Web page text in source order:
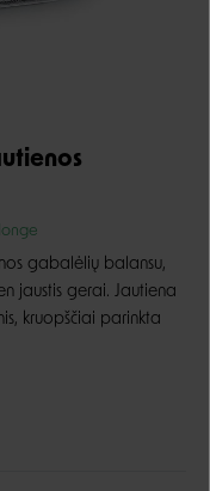
gabalėlių balansu,
jaustis gerai. Jautiena
kruopščiai parinkta